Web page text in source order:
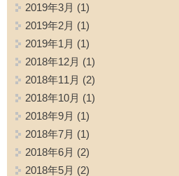
2019年3月 (1)
2019年2月 (1)
2019年1月 (1)
2018年12月 (1)
2018年11月 (2)
2018年10月 (1)
2018年9月 (1)
2018年7月 (1)
2018年6月 (2)
2018年5月 (2)